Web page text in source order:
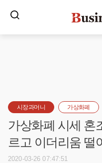
시장과머니 가상화폐
가상화폐 시세 혼
르고 이더리움 떨
2020-03-26 07:47:51